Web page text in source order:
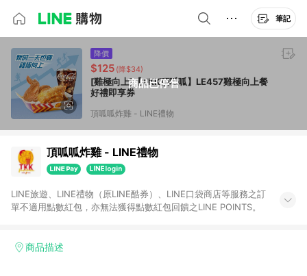
筆記
商品已停售
降價
$125 (降$34)
[雞極向上]【TKK頂呱呱】LE457雞極向上餐
好禮即享券
頂呱呱炸雞 - LINE禮物
頂呱呱炸雞 - LINE禮物
LINE旅遊、LINE禮物（原LINE酷券）、LINE口袋商店等服務之訂
單不適用點數紅包，亦無法獲得點數紅包回饋之LINE POINTS。
商品描述